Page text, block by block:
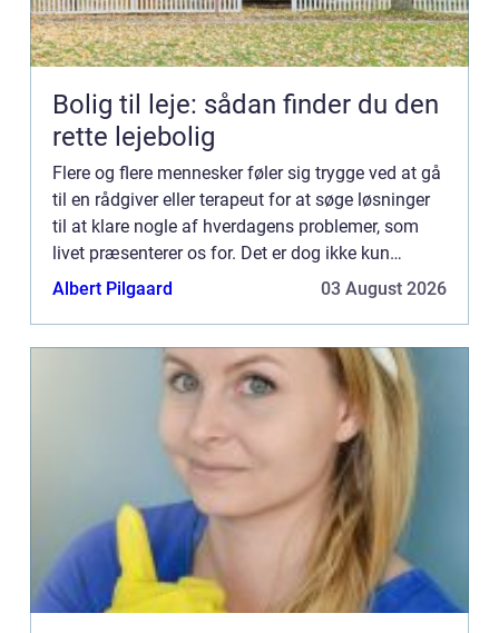
Bolig til leje: sådan finder du den
rette lejebolig
Flere og flere mennesker føler sig trygge ved at gå
til en rådgiver eller terapeut for at søge løsninger
til at klare nogle af hverdagens problemer, som
livet præsenterer os for. Det er dog ikke kun
individuel rådgivning, der kan hjælpe os med at
Albert Pilgaard 03 August 2026